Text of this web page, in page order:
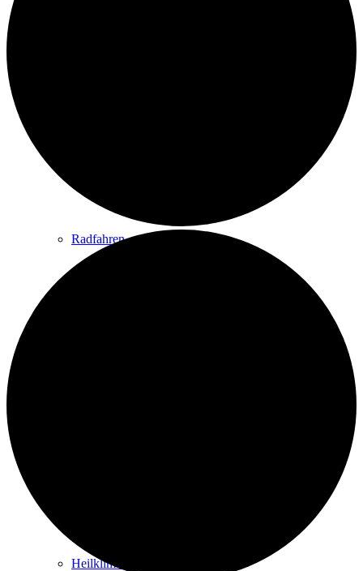
Radfahren
Heilklimaten